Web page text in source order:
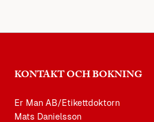
KONTAKT OCH BOKNING
Er Man AB/Etikettdoktorn
Mats Danielsson